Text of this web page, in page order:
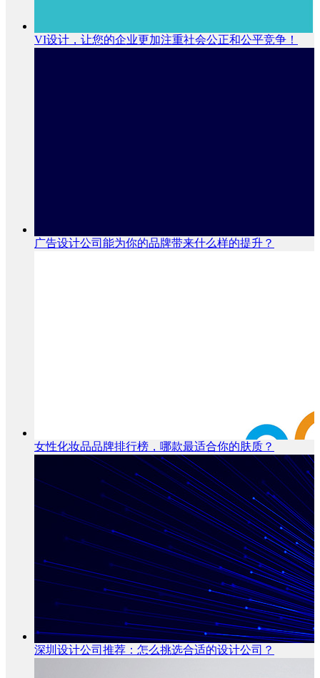
VI设计，让您的企业更加注重社会公正和公平竞争！
广告设计公司能为你的品牌带来什么样的提升？
女性化妆品品牌排行榜，哪款最适合你的肤质？
深圳设计公司推荐：怎么挑选合适的设计公司？